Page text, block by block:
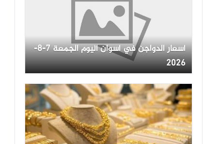
أسعار الدواجن في أسوان اليوم الجمعة 7-8-
2026